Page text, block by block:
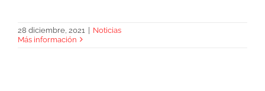
28 diciembre, 2021
Noticias
Más información